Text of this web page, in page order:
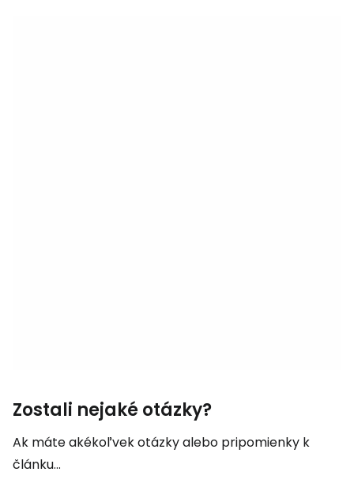
Zostali nejaké otázky?
Ak máte akékoľvek otázky alebo pripomienky k
článku...